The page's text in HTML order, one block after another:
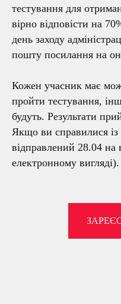
тестування для
вірно відповісти на
день заходу
пошту посилання на
Кожен учасник має
пройти тестування,
будуть. Результати
Якщо ви справилися із
відправлений 28.04
електронному вигляді).